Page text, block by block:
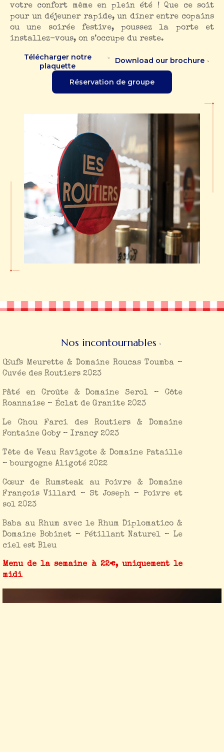
votre confort même en plein été ! Que ce soit
pour un déjeuner rapide, un dîner entre copains
ou une soirée festive, poussez la porte et
installez-vous, on s’occupe du reste.
Télécharger notre
plaquette
Download our brochure
Réservation de groupe
Nos incontournables
Œufs Meurette & Domaine Roucas Toumba –
Cuvée des Routiers 2023
Pâté en Croûte & Domaine Serol – Côte
Roannaise – Éclat de Granite 2023
Le Chou Farci des Routiers & Domaine
Fontaine Goby – Irancy 2023
Tête de Veau Ravigote & Domaine Pataille
– bourgogne Aligoté 2022
Cœur de Rumsteak au Poivre & Domaine
François Villard – St Joseph – Poivre et
sol 2023
Baba au Rhum avec le Rhum Diplomatico &
Domaine Bobinet – Pétillant Naturel – Le
ciel est Bleu
Menu de la semaine à 22€, uniquement le
midi